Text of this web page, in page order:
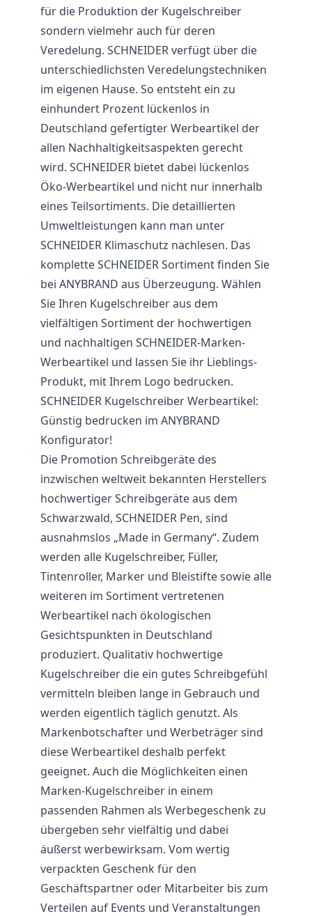
für die Produktion der Kugelschreiber
sondern vielmehr auch für deren
Veredelung. SCHNEIDER verfügt über die
unterschiedlichsten Veredelungstechniken
im eigenen Hause. So entsteht ein zu
einhundert Prozent lückenlos in
Deutschland gefertigter Werbeartikel der
allen Nachhaltigkeitsaspekten gerecht
wird. SCHNEIDER bietet dabei lückenlos
Öko-Werbeartikel und nicht nur innerhalb
eines Teilsortiments. Die detaillierten
Umweltleistungen kann man unter
SCHNEIDER Klimaschutz nachlesen. Das
komplette SCHNEIDER Sortiment finden Sie
bei ANYBRAND aus Überzeugung. Wählen
Sie Ihren Kugelschreiber aus dem
vielfältigen Sortiment der hochwertigen
und nachhaltigen SCHNEIDER-Marken-
Werbeartikel und lassen Sie ihr Lieblings-
Produkt, mit Ihrem Logo bedrucken.
SCHNEIDER Kugelschreiber Werbeartikel:
Günstig bedrucken im ANYBRAND
Konfigurator!
Die Promotion Schreibgeräte des
inzwischen weltweit bekannten Herstellers
hochwertiger Schreibgeräte aus dem
Schwarzwald, SCHNEIDER Pen, sind
ausnahmslos „Made in Germany“. Zudem
werden alle Kugelschreiber, Füller,
Tintenroller, Marker und Bleistifte sowie alle
weiteren im Sortiment vertretenen
Werbeartikel nach ökologischen
Gesichtspunkten in Deutschland
produziert. Qualitativ hochwertige
Kugelschreiber die ein gutes Schreibgefühl
vermitteln bleiben lange in Gebrauch und
werden eigentlich täglich genutzt. Als
Markenbotschafter und Werbeträger sind
diese Werbeartikel deshalb perfekt
geeignet. Auch die Möglichkeiten einen
Marken-Kugelschreiber in einem
passenden Rahmen als Werbegeschenk zu
übergeben sehr vielfältig und dabei
äußerst werbewirksam. Vom wertig
verpackten Geschenk für den
Geschäftspartner oder Mitarbeiter bis zum
Verteilen auf Events und Veranstaltungen